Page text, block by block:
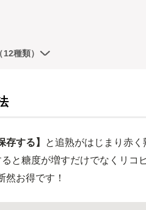
種類）
存する】
と追熟がはじまり赤
と糖度が増すだけでなくリコ
お得です！